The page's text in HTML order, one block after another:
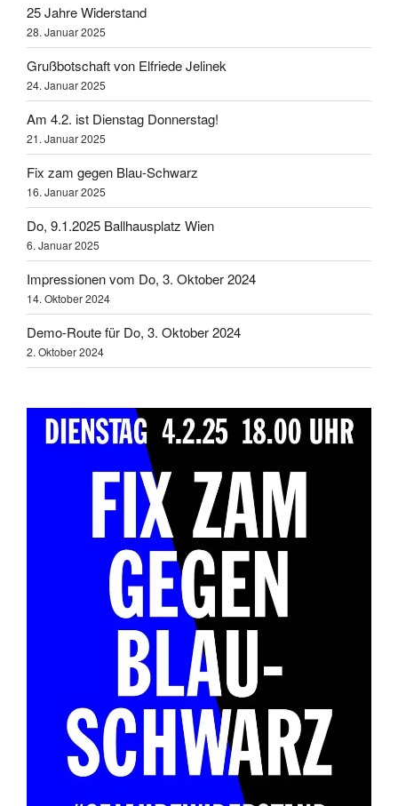
25 Jahre Widerstand
28. Januar 2025
Grußbotschaft von Elfriede Jelinek
24. Januar 2025
Am 4.2. ist Dienstag Donnerstag!
21. Januar 2025
Fix zam gegen Blau-Schwarz
16. Januar 2025
Do, 9.1.2025 Ballhausplatz Wien
6. Januar 2025
Impressionen vom Do, 3. Oktober 2024
14. Oktober 2024
Demo-Route für Do, 3. Oktober 2024
2. Oktober 2024